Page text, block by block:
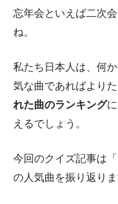
忘年会といえば二次
ね。
私たち日本人は、何
気な曲であればより
れた曲のランキングに
えるでしょう。
今回のクイズ記事は
の人気曲を振り返りま